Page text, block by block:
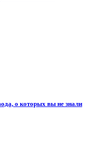
о которых вы не знали